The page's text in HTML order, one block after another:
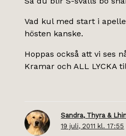
Vad kul med start i
hösten kanske.
Hoppas också att vi ses
Kramar och ALL LYCKA
Sandra, Thyra &
19 juli, 2011 kl. 17:55